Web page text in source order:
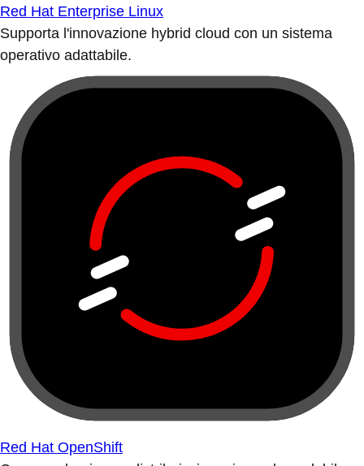
Red Hat Enterprise Linux
Supporta l'innovazione hybrid cloud con un sistema
operativo adattabile.
Red Hat OpenShift